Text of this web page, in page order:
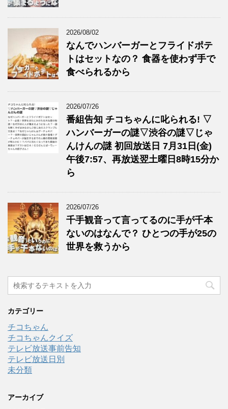
2026/08/02
なんでハンバーガーとフライドポテ
トはセットなの？ 食器を使わず手で
食べられるから
2026/07/26
番組告知 チコちゃんに叱られる! ▽
ハンバーガーの謎▽渋谷の謎▽じゃ
んけんの謎 初回放送日 7月31日(金)
午後7:57、再放送翌土曜日8時15分か
ら
2026/07/26
千手観音って言ってるのに手が千本
ないのはなんで？ ひとつの手が25の
世界を救うから
カテゴリー
チコちゃん
チコちゃんクイズ
テレビ放送事前告知
テレビ放送日別
未分類
アーカイブ